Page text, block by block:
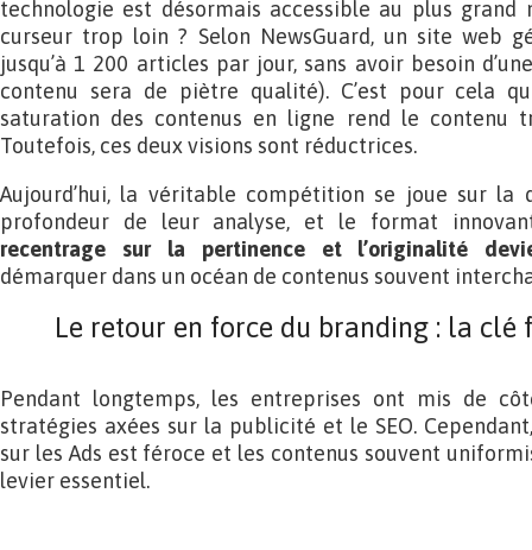
technologie est désormais accessible au plus
curseur trop loin ? Selon NewsGuard, un site web
jusqu’à 1 200 articles par jour, sans avoir besoin
contenu sera de piètre qualité). C’est pour cela
saturation des contenus en ligne rend le contenu
Toutefois, ces deux visions sont réductrices.
Aujourd’hui, la véritable compétition se joue sur la
profondeur de leur analyse, et le format
recentrage sur la pertinence et l’originalité
démarquer dans un océan de contenus souvent
Le retour en force du branding : la clé
Pendant longtemps, les entreprises ont mis de
stratégies axées sur la publicité et le SEO.
sur les Ads est féroce et les contenus souvent
levier essentiel.